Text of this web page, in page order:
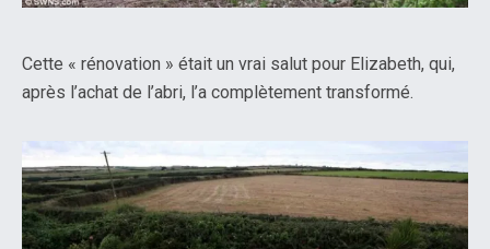
Cette « rénovation » était un vrai salut pour Elizabeth, qui,
après l’achat de l’abri, l’a complètement transformé.